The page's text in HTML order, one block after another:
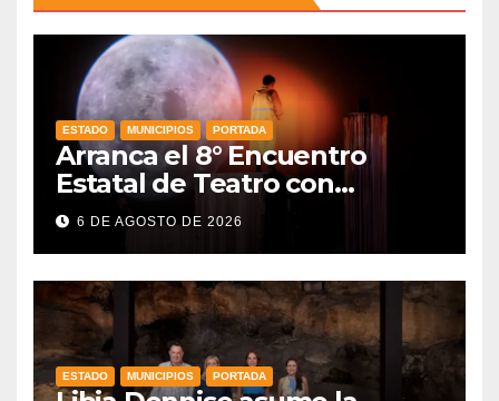
ESTADO MUNICIPIOS PORTADA
Arranca el 8° Encuentro
Estatal de Teatro con
producciones locales
6 DE AGOSTO DE 2026
ESTADO MUNICIPIOS PORTADA